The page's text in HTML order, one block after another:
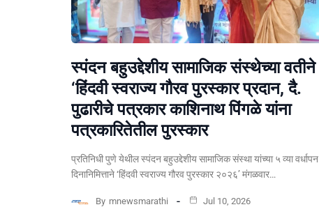
स्पंदन बहुउद्देशीय सामाजिक संस्थेच्या वतीने
‘हिंदवी स्वराज्य गौरव पुरस्कार प्रदान, दै.
पुढारीचे पत्रकार काशिनाथ पिंगळे यांना
पत्रकारितेतील पुरस्कार
प्रतिनिधी पुणे येथील स्पंदन बहुउद्देशीय सामाजिक संस्था यांच्या ५ व्या वर्धापन
दिनानिमित्ताने ‘हिंदवी स्वराज्य गौरव पुरस्कार २०२६’ मंगळवार…
By mnewsmarathi Jul 10, 2026